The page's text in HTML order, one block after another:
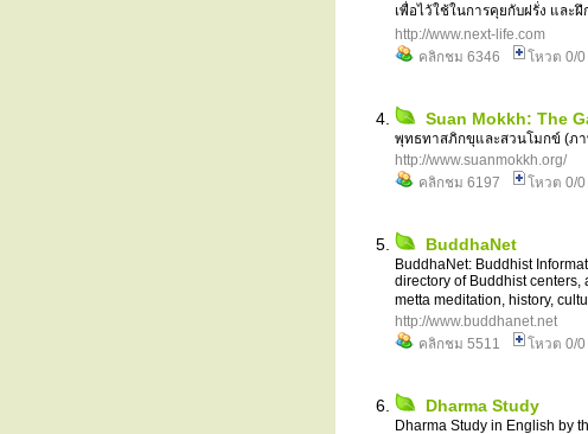
เพื่อไว้ใช้ในการคุยกับฝรั่ง และ
http://www.next-life.com
คลิกชม 6346
โหวต 0/0
Suan Mokkh: The
พุทธทาสภิกขุและสวนโมกข์ (ภ
http://www.suanmokkh.org/
คลิกชม 6197
โหวต 0/0
BuddhaNet
BuddhaNet: Buddhist
directory of Buddhist
metta meditation, history,
http://www.buddhanet.net
คลิกชม 5511
โหวต 0/0
Dharma Study
Dharma Study in English by